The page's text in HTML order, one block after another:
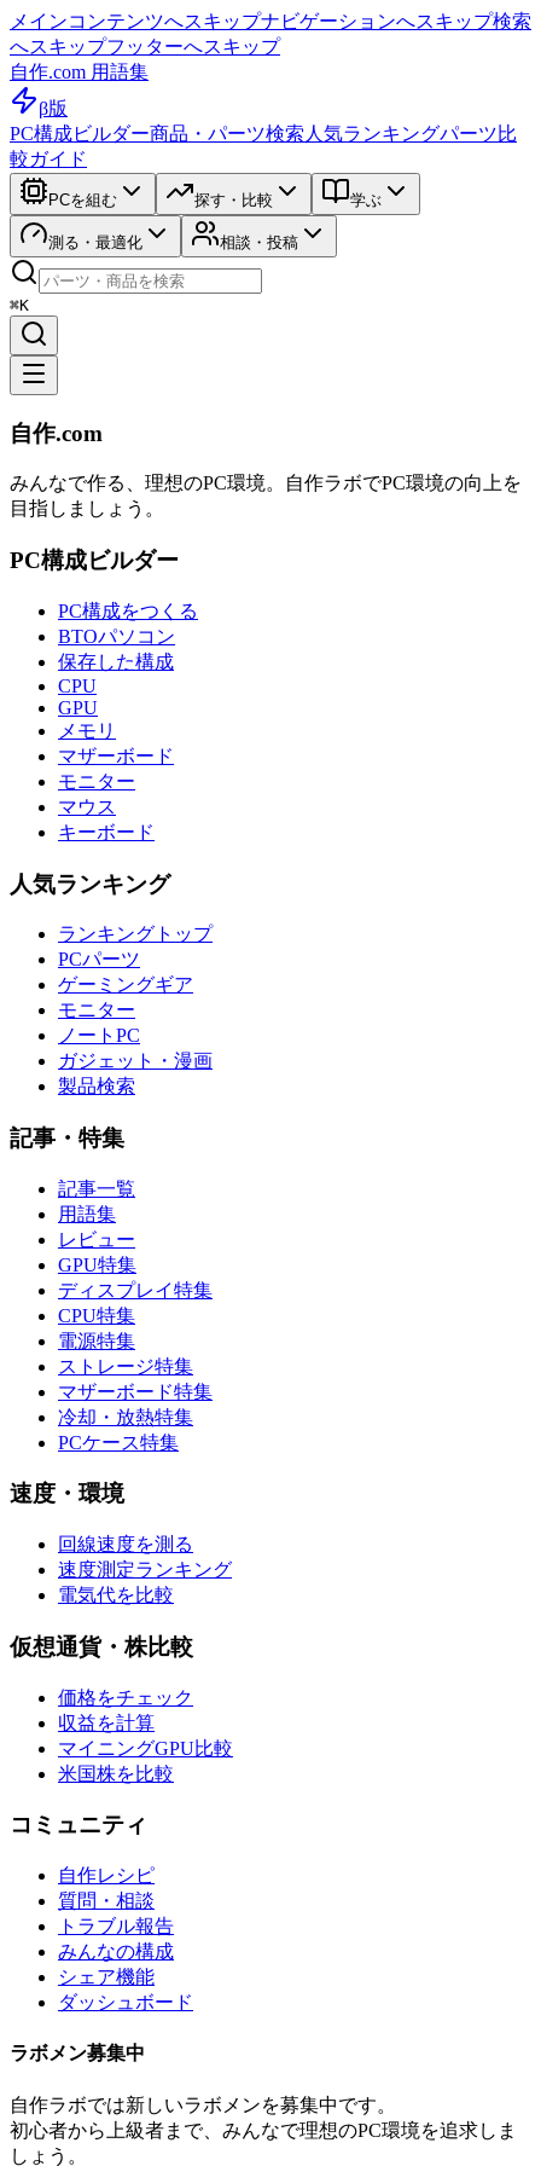
メインコンテンツへスキップナビゲーションへスキップ検索
へスキップフッターへスキップ
自作.com 用語集
β版
PC構成ビルダー商品・パーツ検索 人気ランキングパーツ比
較ガイド
PCを組む 探す・比較 学ぶ
測る・最適化 相談・投稿
⌘K
自作.com
みんなで作る、理想のPC環境。 自作ラボでPC環境の向上を
目指しましょう。
PC構成ビルダー
PC構成をつくる
BTOパソコン
保存した構成
CPU
GPU
メモリ
マザーボード
モニター
マウス
キーボード
人気ランキング
ランキングトップ
PCパーツ
ゲーミングギア
モニター
ノートPC
ガジェット・漫画
製品検索
記事・特集
記事一覧
用語集
レビュー
GPU特集
ディスプレイ特集
CPU特集
電源特集
ストレージ特集
マザーボード特集
冷却・放熱特集
PCケース特集
速度・環境
回線速度を測る
速度測定ランキング
電気代を比較
仮想通貨・株比較
価格をチェック
収益を計算
マイニングGPU比較
米国株を比較
コミュニティ
自作レシピ
質問・相談
トラブル報告
みんなの構成
シェア機能
ダッシュボード
ラボメン募集中
自作ラボでは新しいラボメンを募集中です。
初心者から上級者まで、みんなで理想のPC環境を追求しま
しょう。